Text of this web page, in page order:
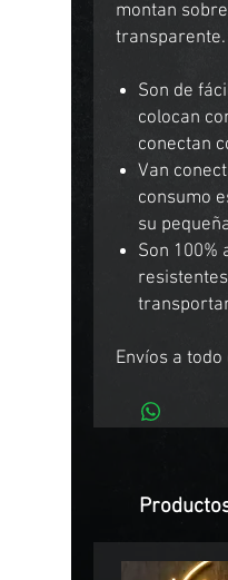
montan
transparente.
Son de
colocan
conectan
Van
consumo
su
Son 100%
Envíos a